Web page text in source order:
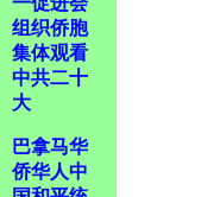
组织侨胞
集体观看
中共二十
大
巴拿马华
侨华人中